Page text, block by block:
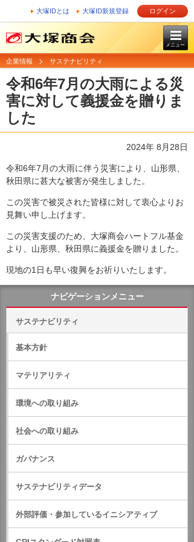
大塚IDとは 大塚ID新規登録 ログイン
メニュー
企業情報 サステナビリティ
令和6年7月の大雨による災
害に対して義援金を贈りま
した
2024年 8月28日
令和6年7月の大雨に伴う災害により、山形県、
秋田県に甚大な被害が発生しました。
この災害で被災された皆様に対して衷心よりお
見舞い申し上げます。
この災害支援のため、大塚商会ハートフル基金
より、山形県、秋田県に義援金を贈りました。
現地の1日も早い復興をお祈りいたします。
ナビゲーションメニュー
サステナビリティ
基本方針
マテリアリティ
環境への取り組み
社会への取り組み
ガバナンス
サステナビリティデータ
外部評価・参加しているイニシアティブ